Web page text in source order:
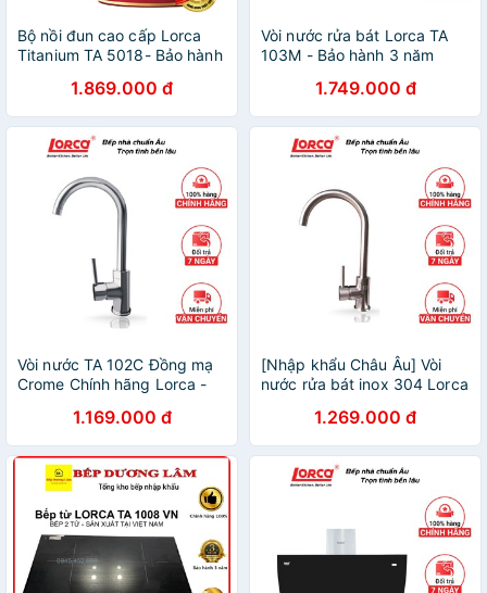
Bộ nồi đun cao cấp Lorca
Titanium TA 5018- Bảo hành
1.869.000 đ
Vòi nước rửa bát Lorca TA
103M - Bảo hành 3 năm
1.749.000 đ
Vòi nước TA 102C Đồng mạ
Crome Chính hãng Lorca -
1.169.000 đ
[Nhập khẩu Châu Âu] Vòi
nước rửa bát inox 304 Lorca
1.269.000 đ